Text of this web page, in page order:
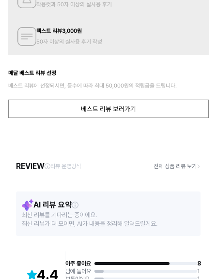
착용컷과 50자 이상의 실사용 후기
텍스트 리뷰3,000원
50자 이상의 실사용 후기 작성
매달 베스트 리뷰 선정
베스트 리뷰에 선정되시면, 등수에 따라 최대 50,000원의 적립금을 드립니다.
베스트 리뷰 보러가기